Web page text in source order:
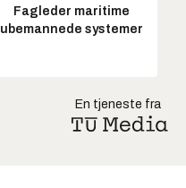
Fagleder maritime
ubemannede systemer
En tjeneste fra